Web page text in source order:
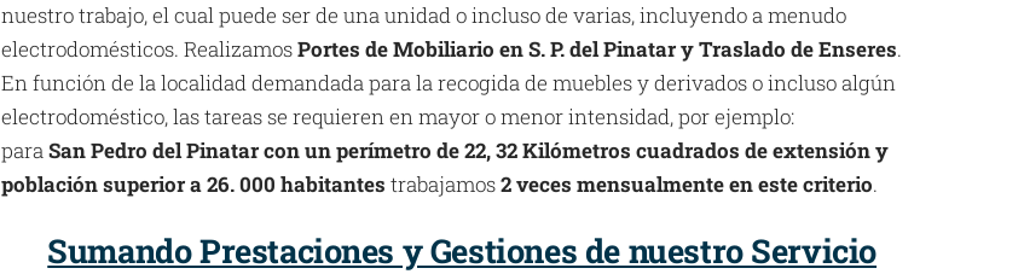
nuestro trabajo, el cual puede ser de una unidad o incluso de varias, incluyendo a menudo
electrodomésticos. RealizamosPortes de Mobiliario en S. P. del Pinatar y Traslado de Enseres.
En función de la localidad demandada para la recogida de muebles y derivados o incluso algún
electrodoméstico, las tareas se requieren en mayor o menor intensidad, por ejemplo:
paraSan Pedro del Pinatar con un perímetro de 22, 32 Kilómetros cuadrados de extensión y
población superior a 26. 000 habitantes trabajamos2 veces mensualmente en este criterio.
Sumando Prestaciones y Gestiones de nuestro Servicio